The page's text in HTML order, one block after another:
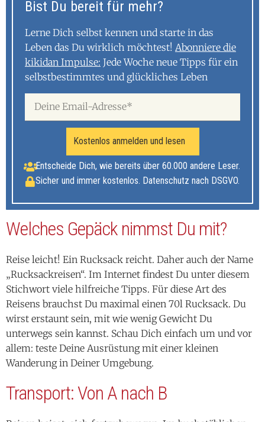
Bist Du bereit für mehr?
Lerne Dich selbst kennen und starte in das
Leben das Du wirklich möchtest! Abonniere die
kikidan Impulse: Jede Woche neue Tipps für ein
selbstbestimmtes und glückliches Leben
Kostenlos anmelden und lesen
Entscheide Dich, wie bereits über 60.000 andere Leser.
Sicher und immer kostenlos. Datenschutz nach DSGVO.
Welches Gepäck nimmst Du mit?
Reise leicht! Ein Rucksack reicht. Daher auch der Name
„Rucksackreisen“. Im Internet findest Du unter diesem
Stichwort viele hilfreiche Tipps. Für diese Art des
Reisens brauchst Du maximal einen 70l Rucksack. Du
wirst erstaunt sein, mit wie wenig Gewicht Du
unterwegs sein kannst. Schau Dich einfach um und vor
allem: teste Deine Ausrüstung mit einer kleinen
Wanderung in Deiner Umgebung.
Transport: Von A nach B